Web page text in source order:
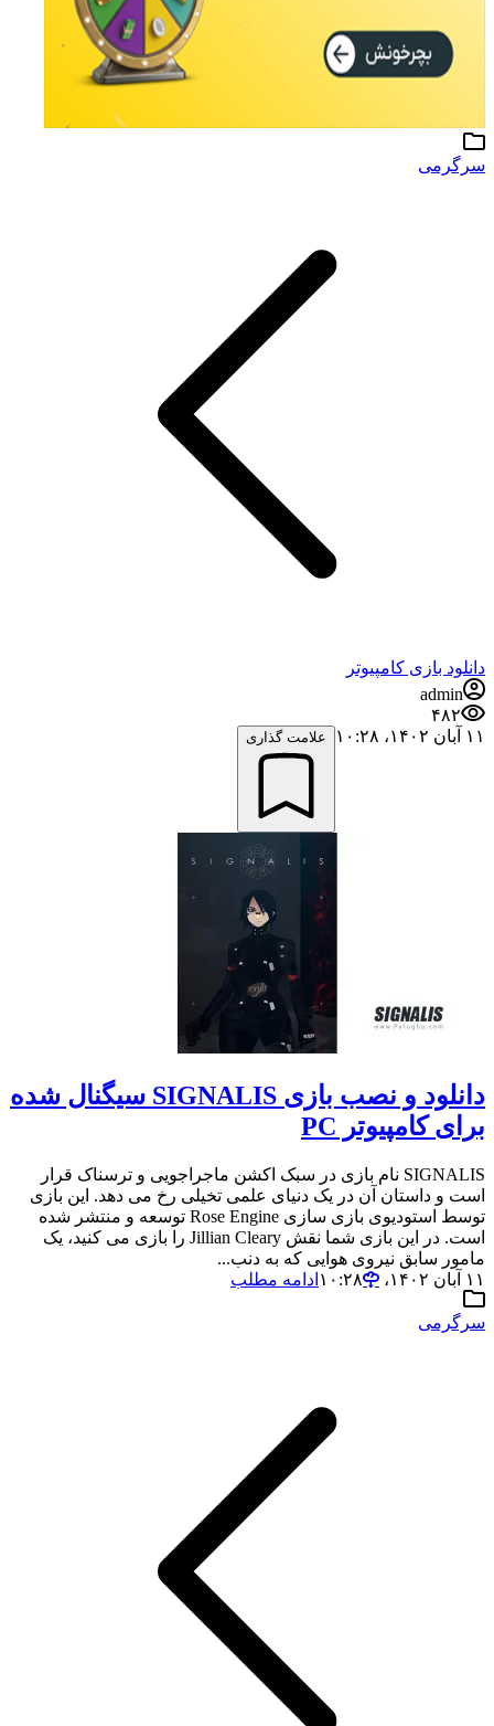
سرگرمی
دانلود بازی کامپیوتر
admin
۴۸۲
۱۱ آبان ۱۴۰۲،‏ ۱۰:۲۸
علامت گذاری
دانلود و نصب بازی SIGNALIS سیگنال شده
برای کامپیوتر PC
SIGNALIS نام بازی در سبک اکشن ماجراجویی و ترسناک قرار
است و داستان آن در یک دنیای علمی تخیلی رخ می دهد. این بازی
توسط استودیوی بازی سازی Rose Engine توسعه و منتشر شده
است. در این بازی شما نقش Jillian Cleary را بازی می کنید، یک
مامور سابق نیروی هوایی که به دنب...
۱۱ آبان ۱۴۰۲،‏ ۱۰:۲۸
ادامه مطلب
سرگرمی